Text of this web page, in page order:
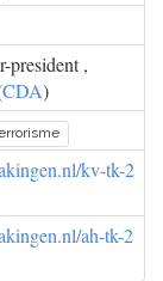
president ,
CDA)
kv-tk-2
ah-tk-2